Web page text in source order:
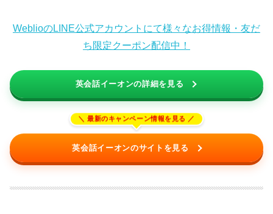
WeblioのLINE公式アカウントにて様々なお得情報・友だ
ち限定クーポン配信中！
英会話イーオンの詳細を見る
英会話イーオンのサイトを見る